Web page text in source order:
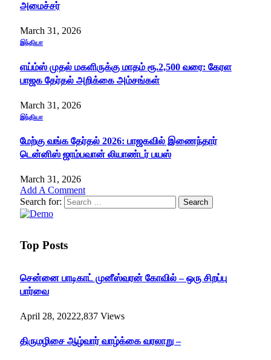
அமைச்சர்
March 31, 2026
இந்தியா
எய்ம்ஸ் முதல் மகளிருக்கு மாதம் ரூ.2,500 வரை: கேரள
பாஜக தேர்தல் அறிக்கை அம்சங்கள்
March 31, 2026
இந்தியா
மேற்கு வங்க தேர்தல் 2026: பாஜகவில் இணைந்தார்
டென்னிஸ் ஜாம்பவான் லியாண்டர் பயஸ்
March 31, 2026
Add A Comment
Search for:
Top Posts
சென்னை பாடிகாட் முனீஸ்வரன் கோவில் – ஒரு சிறப்பு
பார்வை
April 28, 20222,837 Views
திருமழிசை ஆழ்வார் வாழ்க்கை வரலாறு –